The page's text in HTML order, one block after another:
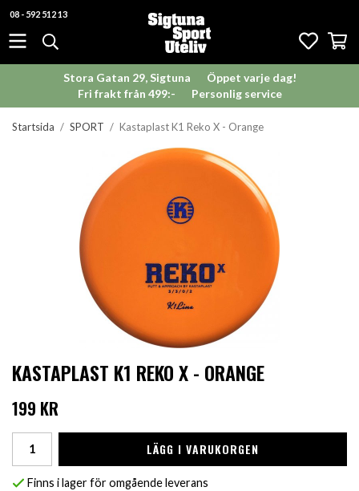
08 - 592 512 13
Stora Gatan 29, Sigtuna
Öppet varje dag!
Fri frakt från 499:-
Personlig service
Startsida / SPORT / Kastaplast K1 Reko X - Orange
KASTAPLAST K1 REKO X - ORANGE
199 KR
LÄGG I VARUKORGEN
Finns i lager för omgående leverans